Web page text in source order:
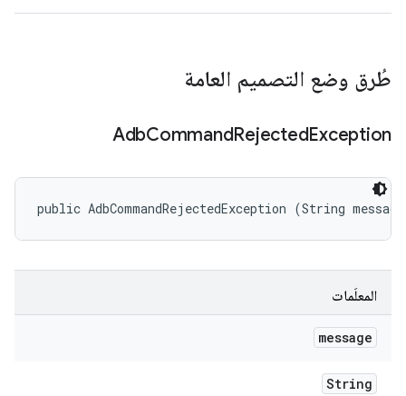
طُرق وضع التصميم العامة
AdbCommandRejectedException
public AdbCommandRejectedException (String
المعلَمات
message
String